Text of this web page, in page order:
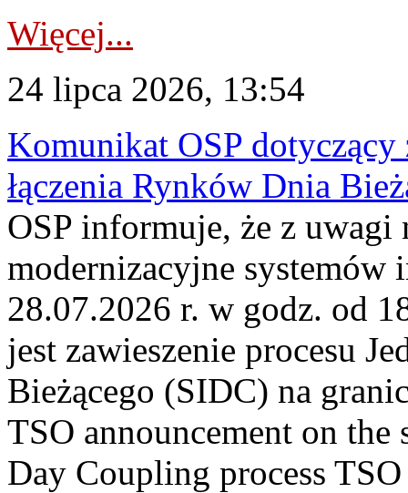
Więcej...
24 lipca 2026, 13:54
Komunikat OSP dotyczący
łączenia Rynków Dnia
OSP informuje, że z uwagi
modernizacyjne
28.07.2026 r. w godz. od
jest zawieszenie procesu
Bieżącego (SIDC) na
TSO announcement on
Day Coupling process